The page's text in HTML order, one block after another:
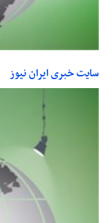
سایت خبری ایران نیوز